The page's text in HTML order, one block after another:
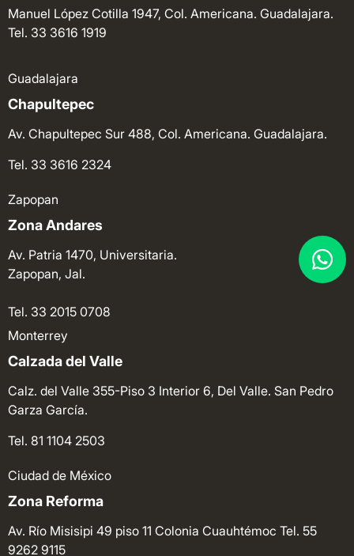
Manuel López Cotilla 1947, Col. Americana. Guadalajara.
Tel. 33 3616 1919
Guadalajara
Chapultepec
Av. Chapultepec Sur 488, Col. Americana. Guadalajara.
Tel. 33 3616 2324
Zapopan
Zona Andares
Av. Patria 1470, Universitaria.
Zapopan, Jal.
Tel. 33 2015 0708
Monterrey
Calzada del Valle
Calz. del Valle 355-Piso 3 Interior 6, Del Valle. San Pedro
Garza García.
Tel. 81 1104 2503
Ciudad de México
Zona Reforma
Av. Río Misisipi 49 piso 11 Colonia Cuauhtémoc Tel. 55
9262 9115